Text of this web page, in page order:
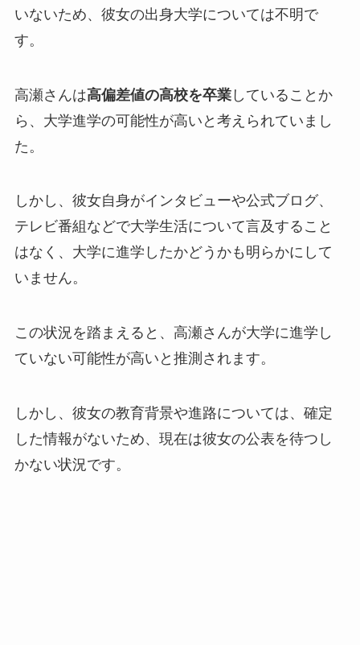
いないため、彼女の出身大学については不明で
す。
高瀬さんは高偏差値の高校を卒業していることか
ら、大学進学の可能性が高いと考えられていまし
た。
しかし、彼女自身がインタビューや公式ブログ、
テレビ番組などで大学生活について言及すること
はなく、 大学に進学したかどうかも明らかにして
いません。
この状況を踏まえると、高瀬さんが大学に進学し
ていない可能性が高いと推測されます。
しかし、彼女の教育背景や進路については、確定
した情報がないため、現在は彼女の公表を待つし
かない状況です。